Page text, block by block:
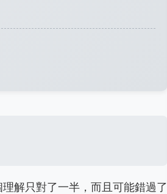
解只對了一半，而且可能錯過了